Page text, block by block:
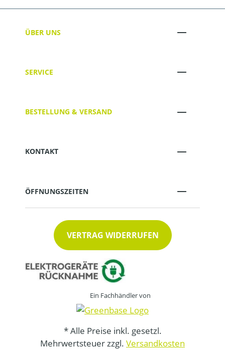
ÜBER UNS
SERVICE
BESTELLUNG & VERSAND
KONTAKT
ÖFFNUNGSZEITEN
VERTRAG WIDERRUFEN
Ein Fachhändler von
* Alle Preise inkl. gesetzl.
Mehrwertsteuer zzgl. Versandkosten